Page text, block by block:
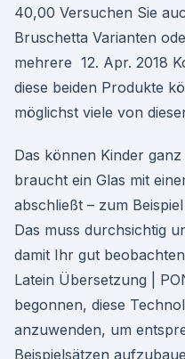
40,00 Versuchen Sie
Bruschetta Varianten
mehrere 12. Apr. 2018
diese beiden Produkte
möglichst viele von
Das können Kinder
braucht ein Glas mit
abschließt – zum
Das muss durchsichtig
damit Ihr gut
Latein Übersetzung |
begonnen, diese
anzuwenden, um
Beispielsätzen